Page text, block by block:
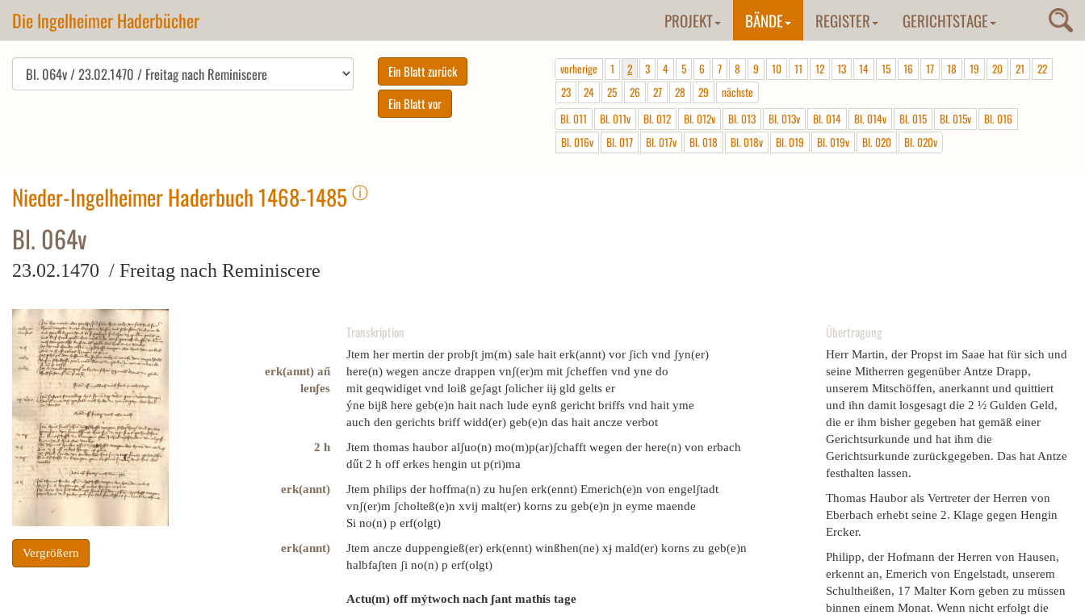
Die Ingelheimer Haderbücher PROJEKT BÄNDE REGISTER GERICHTSTAGE
vorherige 1 2 3 4 5 6 7 8 9 10 11 12 13 14 15 16 17 18 19 20 21
22
23
24 25 26 27 28 29
nächste
Bl. 011
Bl. 011v Bl. 012 Bl. 012v Bl. 013 Bl. 013v Bl. 014 Bl. 014v Bl. 015 Bl. 015v
Bl. 016
Bl. 016v
Bl. 017 Bl. 017v Bl. 018 Bl. 018v Bl. 019 Bl. 019v Bl. 020 Bl. 020v
Nieder-Ingelheimer Haderbuch 1468-1485 ⓘ
Bl. 064v
23.02.1470 / Freitag nach Reminiscere
Vergrößern
Transkription
Jtem her mertin der probʃt jm(m) sale hait erk(annt) vor ʃich vnd ʃyn(er)
erk(annt) an̋
here(n) wegen ancze drappen vnʃ(er)m mit ʃcheffen vnd yne do
lenʃes
mit geqwidiget vnd loiß geʃagt ʃolicher iiɉ gld gelts er
ýne bijß here geb(e)n hait nach lude eynß gericht briffs vnd hait yme
auch den gerichts briff widd(er) geb(e)n das hait ancze verbot
2 h
Jtem thomas haubor alʃuo(n) mo(m)p(ar)ʃchafft wegen der here(n) von erbach
dűt 2 h off erkes hengin ut p(ri)ma
erk(annt)
Jtem philips der hoffma(n) zu huʃen erk(ennt) Emerich(e)n von engelʃtadt
vnʃ(er)m ʃcholteß(e)n xvij malt(er) korns zu geb(e)n jn eyme maende
Si no(n) p erf(olgt)
erk(annt)
Jtem ancze duppengieß(er) erk(ennt) winßhen(ne) xɉ mald(er) korns zu geb(e)n
halbfaʃten ʃi no(n) p erf(olgt)
Actu(m) off mýtwoch nach ʃant mathis tage
Übertragung
Herr Martin, der Propst im Saae hat für sich und
seine Mitherren gegenüber Antze Drapp,
unserem Mitschöffen, anerkannt und quittiert
und ihn damit losgesagt die 2 ½ Gulden Geld,
die er ihm bisher gegeben hat gemäß einer
Gerichtsurkunde und hat ihm die
Gerichtsurkunde zurückgegeben. Das hat Antze
festhalten lassen.
Thomas Haubor als Vertreter der Herren von
Eberbach erhebt seine 2. Klage gegen Hengin
Ercker.
Philipp, der Hofmann der Herren von Hausen,
erkennt an, Emerich von Engelstadt, unserem
Schultheißen, 17 Malter Korn geben zu müssen
binnen einem Monat. Wenn nicht erfolgt die